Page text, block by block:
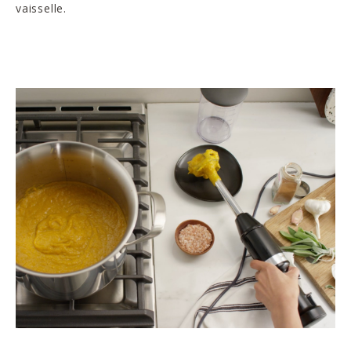
vaisselle.